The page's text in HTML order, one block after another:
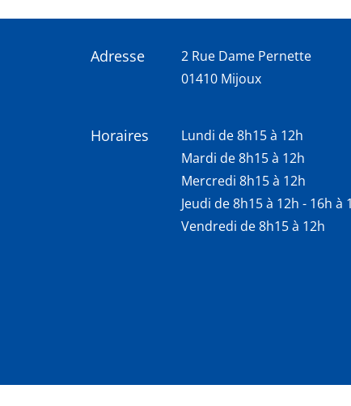
Adresse
2 Rue Dame Pernette
01410 Mijoux
Horaires
Lundi de 8h15 à 12h
Mardi de 8h15 à 12h
Mercredi 8h15 à 12h
Jeudi de 8h15 à 12h - 16h à
Vendredi de 8h15 à 12h